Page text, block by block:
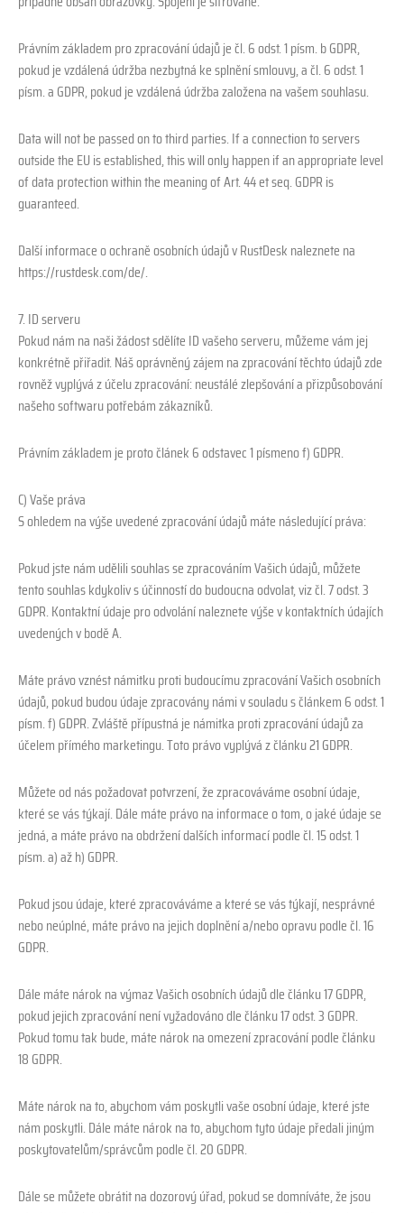
Právním základem pro zpracování údajů je čl. 6 odst. 1 písm. b GDPR,
pokud je vzdálená údržba nezbytná ke splnění smlouvy, a čl. 6 odst. 1
písm. a GDPR, pokud je vzdálená údržba založena na vašem souhlasu.
Data will not be passed on to third parties. If a connection to servers
outside the EU is established, this will only happen if an appropriate level
of data protection within the meaning of Art. 44 et seq. GDPR is
guaranteed.
Další informace o ochraně osobních údajů v RustDesk naleznete na
https://rustdesk.com/de/.
7. ID serveru
Pokud nám na naši žádost sdělíte ID vašeho serveru, můžeme vám jej
konkrétně přiřadit. Náš oprávněný zájem na zpracování těchto údajů zde
rovněž vyplývá z účelu zpracování: neustálé zlepšování a přizpůsobování
našeho softwaru potřebám zákazníků.
Právním základem je proto článek 6 odstavec 1 písmeno f) GDPR.
C) Vaše práva
S ohledem na výše uvedené zpracování údajů máte následující práva:
Pokud jste nám udělili souhlas se zpracováním Vašich údajů, můžete
tento souhlas kdykoliv s účinností do budoucna odvolat, viz čl. 7 odst. 3
GDPR. Kontaktní údaje pro odvolání naleznete výše v kontaktních údajích
uvedených v bodě A.
Máte právo vznést námitku proti budoucímu zpracování Vašich osobních
údajů, pokud budou údaje zpracovány námi v souladu s článkem 6 odst. 1
písm. f) GDPR. Zvláště přípustná je námitka proti zpracování údajů za
účelem přímého marketingu. Toto právo vyplývá z článku 21 GDPR.
Můžete od nás požadovat potvrzení, že zpracováváme osobní údaje,
které se vás týkají. Dále máte právo na informace o tom, o jaké údaje se
jedná, a máte právo na obdržení dalších informací podle čl. 15 odst. 1
písm. a) až h) GDPR.
Pokud jsou údaje, které zpracováváme a které se vás týkají, nesprávné
nebo neúplné, máte právo na jejich doplnění a/nebo opravu podle čl. 16
GDPR.
Dále máte nárok na výmaz Vašich osobních údajů dle článku 17 GDPR,
pokud jejich zpracování není vyžadováno dle článku 17 odst. 3 GDPR.
Pokud tomu tak bude, máte nárok na omezení zpracování podle článku
18 GDPR.
Máte nárok na to, abychom vám poskytli vaše osobní údaje, které jste
nám poskytli. Dále máte nárok na to, abychom tyto údaje předali jiným
poskytovatelům/správcům podle čl. 20 GDPR.
Dále se můžete obrátit na dozorový úřad, pokud se domníváte, že jsou